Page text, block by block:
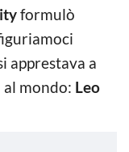
formulò
apprestava a
mondo: Leo